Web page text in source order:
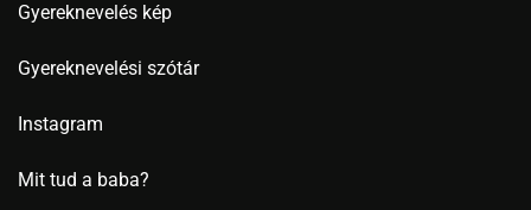
Gyereknevelés kép
Gyereknevelési szótár
Instagram
Mit tud a baba?